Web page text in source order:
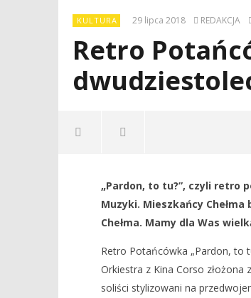
KULTURA 29 lipca 2018 REDAKCJA
Retro
rytmach dwudziestolecia [FOTO]
2018
„Pardon, to tu?”, czyli retro
Muzyki. Mieszkańcy
Chełma. Mamy dla Was
Retro Potańcówka „Pardon, to
Orkiestra z Kina Corso złożona
soliści stylizowani na